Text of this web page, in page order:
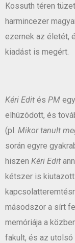
Kossuth téren
harmincezer
ezernek az életét,
kiadást is megért.
Kéri Edit és PM
elhúzódott, és
(pl. Mikor tanult
során egyre
hiszen Kéri Edit
kétszer is
másodszor a sírt
memóriája a
fakult, és az